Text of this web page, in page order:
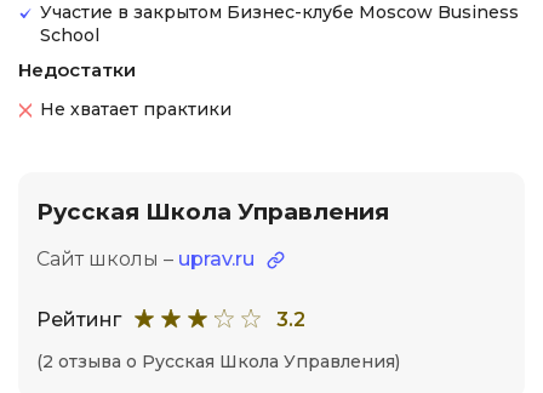
Участие в закрытом Бизнес-клубе Moscow Business
School
Недостатки
Не хватает практики
Русская Школа Управления
Сайт школы – uprav.ru
Рейтинг 3.2
(2 отзыва о Русская Школа Управления)